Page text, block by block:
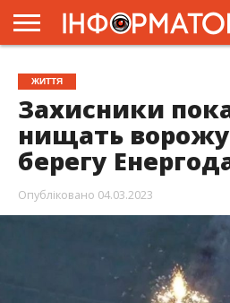
ГОЛОВНА
ЖИТТЯ
ВЛАДА
ГРОШІ
ТРЕШ
ПРЕС-
РЕЛІЗИ
РЕКЛАМА
ПРОЕКТИ
ЖИТТЯ
Захисники
нищать ворожу
берегу
Опубліковано 04.03.2023